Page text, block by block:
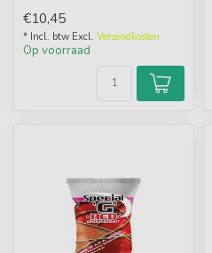
addi...
€10,45
* Incl. btw Excl. Verzendkosten
Op voorraad